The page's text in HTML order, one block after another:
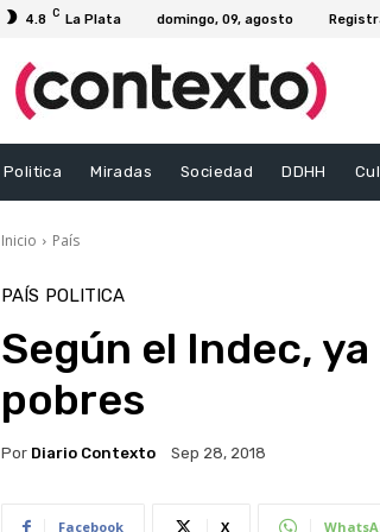
4.8 C La Plata domingo, 09, agosto
Politica Miradas Sociedad DDHH
Inicio País
PAÍS POLITICA
Según el Indec,
pobres
Por Diario Contexto Sep 28, 2018
Facebook X